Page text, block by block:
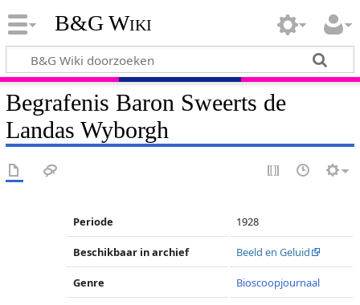
B&G Wiki
Begrafenis Baron Sweerts de
Landas Wyborgh
Periode 1928
Beschikbaar in archief Beeld en Geluid
Genre Bioscoopjournaal